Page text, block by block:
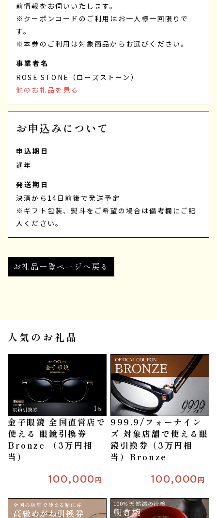
前情報をお伺いいたします。
※クーポンコードのご利用はお一人様一回限りで
す。
※本券のご利用は対象商品からお選びください。
事業者名
ROSE STONE（ローズストーン）
他のお礼品を見る
お申込みについて
申込期日
通年
発送期日
決済から14日前後で発送予定
※ギフト包装、熨斗をご希望の場合は備考欄にご記
入ください。
お礼品一覧ページへ戻る
人気のお礼品
金子眼鏡 全国直営店で
使える 眼鏡引換券
Bronze （3万円相
当）
100,000円
999.9/フォーナイン
ズ 対象店舗で使える眼
鏡引換券（3万円相
当）Bronze
100,000円